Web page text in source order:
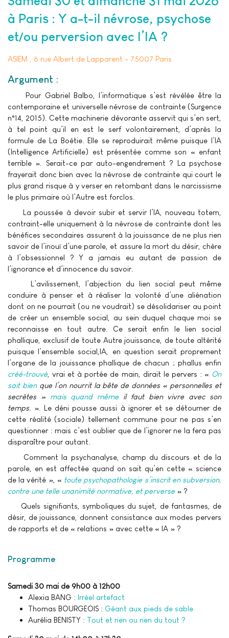
à Paris : Y a-t-il névrose, psychose
et/ou perversion avec l’IA ?
ASIEM , 6 rue Albert de Lapparent - 75007 Paris
Argument :
Pour Gabriel Balbo, l’informatique s’est révélée être la
contemporaine et universelle névrose de contrainte (Surgence
n°14, 2015). Cette machinerie dévorante asservit qui s’en sert,
à tel point qu’il en est le serf volontairement, d’après la
formule de La Boétie. Elle se reproduirait même puisque l’IA
(Intelligence Artificielle) est présentée comme son « enfant
terrible ». Serait-ce par auto-engendrement ? La psychose
frayerait donc bien avec la névrose de contrainte qui court le
plus grand risque à y verser en retombant dans le narcissisme
le plus primaire où l’Autre est forclos.
La poussée à devoir subir et servir l’IA, nouveau totem,
contraint-elle uniquement à la névrose de contrainte dont les
bénéfices secondaires assurent à la jouissance de ne plus rien
savoir de l’inouï d’une parole, et assure la mort du désir, chère
à l’obsessionnel ? Y a jamais eu autant de passion de
l’ignorance et d’innocence du savoir.
L’avilissement, l’abjection du lien social peut même
conduire à penser et à réaliser la volonté d’une aliénation
dont on ne pourrait (ou ne voudrait) se désolidariser au point
de créer un ensemble social, au sein duquel chaque moi se
reconnaisse en tout autre. Ce serait enfin le lien social
phallique, exclusif de toute Autre jouissance, de toute altérité
puisque l’ensemble social,IA, en question serait proprement
l’organe de la jouissance phallique de chacun ; phallus enfin
créé-trouvé , vrai et à portée de main, dirait le pervers : « On
sait bienque l’on nourrit la bête de données « personnelles et
secrètes » mais quand même il faut bien vivre avec son
temps. ». Le déni pousse aussi à ignorer et se détourner de
cette réalité (sociale) tellement commune pour ne pas s’en
questionner : mais c’est oublier que de l’ignorer ne la fera pas
disparaître pour autant.
Comment la psychanalyse, champ du discours et de la
parole, en est affectée quand on sait qu’en cette « science
de la vérité », « toute psychopathologie s’inscrit en subversion,
contre une telle unanimité normative, et perverse » ?
Quels signifiants, symboliques du sujet, de fantasmes, de
désir, de jouissance, donnent consistance aux modes pervers
de rapports et de « relations » avec cette « IA » ?
Programme
Samedi 30 mai de 9h00 à 12h00
Alexia BANG : Irréel artefact
Thomas BOURGEOIS : Géant aux pieds de sable
Aurélia BENISTY : Tout et rien ou rien du tout ?